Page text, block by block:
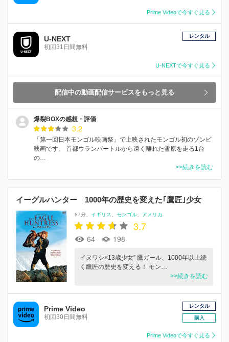
Prime Videoで今すぐ見る
U-NEXT
初回31日間無料
レンタル
U-NEXTで今すぐ見る
配信中の動画配信サービスをもっと見る
爆裂BOXの感想・評価
3.2
「第一回日本モンゴル映画祭」で上映されたモンゴル初のゾンビ
映画です。 首都ウランバートルから遠く離れた雪原を走る1台
の…
>>続きを読む
イーグルハンター 1000年の歴史を変えた｢鷹匠｣少女
87分 イギリス モンゴル アメリカ
3.7
64 198
イヌワシ×13歳少女” 鷹ガール、1000年以上続
く鷹匠の歴史を変える！ モン…
>>続きを読む
Prime Video
初回30日間無料
レンタル
購入
Prime Videoで今すぐ見る